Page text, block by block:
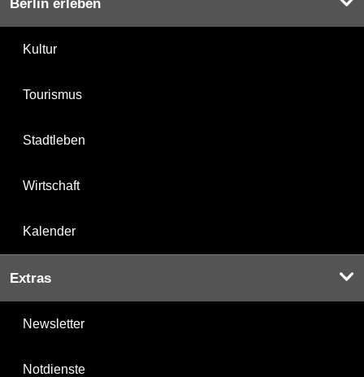
Berlin erleben
Kultur
Tourismus
Stadtleben
Wirtschaft
Kalender
Extras
Newsletter
Notdienste